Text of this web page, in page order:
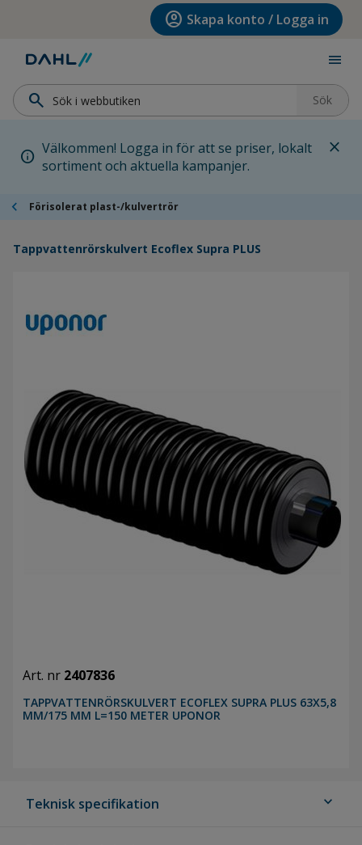
Hoppa till huvudinnehållet account_circle Skapa konto / Logga in
menu
search Sök
info Välkommen! Logga in för att se priser, lokalt
sortiment och aktuella kampanjer.
close
chevron_left Förisolerat plast-/kulvertrör
Tappvattenrörskulvert Ecoflex Supra PLUS
Art. nr 2407836
TAPPVATTENRÖRSKULVERT ECOFLEX SUPRA PLUS 63X5,8
MM/175 MM L=150 METER UPONOR
Teknisk specifikation expand_more